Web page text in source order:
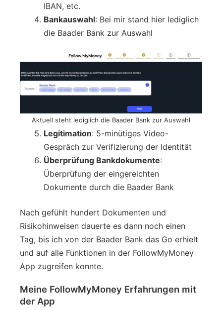
IBAN, etc.
Bankauswahl: Bei mir stand hier lediglich
die Baader Bank zur Auswahl
Aktuell steht lediglich die Baader Bank zur Auswahl
Legitimation: 5-minütiges Video-
Gespräch zur Verifizierung der Identität
Überprüfung Bankdokumente:
Überprüfung der eingereichten
Dokumente durch die Baader Bank
Nach gefühlt hundert Dokumenten und
Risikohinweisen dauerte es dann noch einen
Tag, bis ich von der Baader Bank das Go erhielt
und auf alle Funktionen in der FollowMyMoney
App zugreifen konnte.
Meine FollowMyMoney Erfahrungen mit
der App